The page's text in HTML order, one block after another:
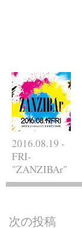
2016.08.19 -
FRI-
"ZANZIBAr"
次の投稿